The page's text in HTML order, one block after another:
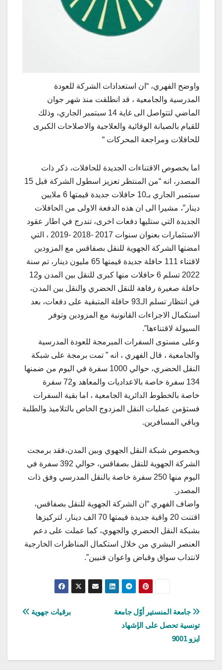
واوضح الفهري، “ان استعدادات الشركة للعودة
المدرسية والجامعية ، قد انطلقت منذ شهر جوان
الماضي لتتواصل الى غاية 14 سبتمبر الجاري، وذلك
للقيام بالصيانة الوقائية والعلاجية والاصلاحات الكبرى
للحافلات ومراجعة المحركات “
اما بخصوص الاقتناءات الجديدة للحافلات، ذكر ذات
المصدر، انه “من المنتظر تعزيز اسطول الشركة قبل 15
سبتمبر الجاري بـ10 حافلات جديدة قيمتها 6 ملايين
دينار”، مشيرا الى ان هذه الدفعة الاولى من الحافلات
الجديدة التي ستليها دفعات اخرى، تندرج في اطار عقود
الاستثمارات بعنوان سنوات 2017 -2018 -2019 ، التي
امضتها الشركة الجهوية للنقل بصفاقس مع المزودين
لاقتناء 111 حافلة جديدة قيمتها 65 مليون دينار، تم سنة
2022 تسلم 6 حافلات منها كبرى للنقل بين المدن و12
حافلة صغيرة رفاهة للنقل الحضري والنقل بين المدن،
في انتظار تسلم الـ93 حافلة المتبقية على دفعات، بعد
استكمال الاجراءات القانونية مع المزودين وتوفر
السيولة لاقتناءها”.
وعلى مستوى السفرات المبرمجة للعودة المدرسية
والجامعية ، قال الفهري ، انه ” تمت برمجة على شبكة
النقل الحضري، حوالي 1000 سفرة في اليوم من ضمنها
134 سفرة خاصة بالاعداديات والمعاهد و72 سفرة
خاصة بالخطوط الدائرية الجامعية ، اما بقية السفرات
فستؤمن عمليات النقل المزدوج الخاص بالتلاميذ والطلبة
وباقي المسافرين.
وبخصوص شبكة النقل الجهوي وبين المدن،فقد برمجت
الشركة الجهوية للنقل بصفاقس، حوالي 392 سفرة في
اليوم منها 250 سفرة خاصة بالنقل المدرسي وفق ذات
المصدر.
واضاف الفهري “ان الشركة الجهوية للنقل بصفاقس،
اقتنت 20 واقية جديدة قيمتها 70 الف دينار، لتركيزها
بشبكة النقل الحضري والجهوي، كما عملت على دعم
العنصر البشري من خلال استكمال المناظرات الخارجية
لانتداب سواق وقباض واعوان فنيين”.
تصفّح
المقالات
برقيات جهوية
جامعة المنستير أوّل جامعة
تونسية تحصل على الإشهاد
ايزو 9001